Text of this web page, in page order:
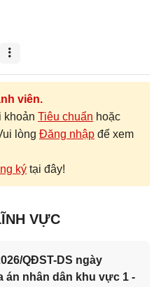
viên.
khoản Tiêu chuẩn hoặc
lòng Đăng nhập để xem
ký tại đây!
VỰC
QĐST-DS ngày
án nhân dân khu vực 1 -